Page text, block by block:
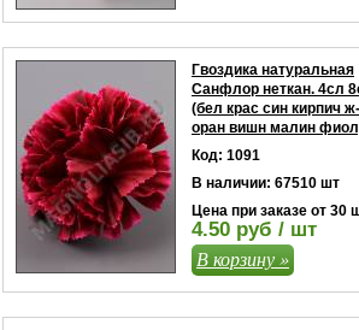
Гвоздика натуральная
Санфлор неткан. 4сл
(бел крас син кирпич ж-
оран вишн малин
Код: 1091
В наличии: 67510 шт
Цена при заказе от 30
4.50 руб / шт
В корзину »